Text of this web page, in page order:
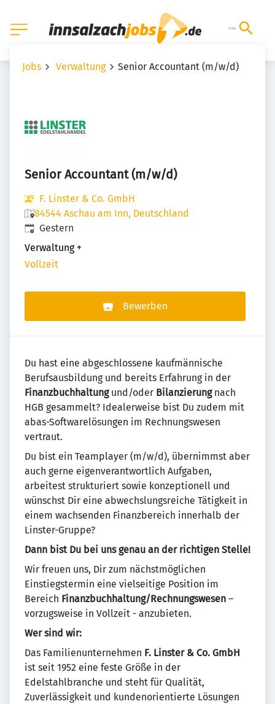
Jobs Verwaltung Senior Accountant (m/w/d)
Senior Accountant (m/w/d)
F. Linster & Co. GmbH
84544 Aschau am Inn, Deutschland
Veröffentlicht
Gestern
Verwaltung +
Vollzeit
Bewerben
Du hast eine abgeschlossene kaufmännische
Berufsausbildung und bereits Erfahrung in der
Finanzbuchhaltung und/oder Bilanzierung nach
HGB gesammelt? Idealerweise bist Du zudem mit
abas-Softwarelösungen im Rechnungswesen
vertraut.
Du bist ein Teamplayer (m/w/d), übernimmst aber
auch gerne eigenverantwortlich Aufgaben,
arbeitest strukturiert sowie konzeptionell und
wünschst Dir eine abwechslungsreiche Tätigkeit in
einem wachsenden Finanzbereich innerhalb der
Linster-Gruppe?
Dann bist Du bei uns genau an der richtigen Stelle!
Wir freuen uns, Dir zum nächstmöglichen
Einstiegstermin eine vielseitige Position im
Bereich Finanzbuchhaltung/Rechnungswesen –
vorzugsweise in Vollzeit - anzubieten.
Wer sind wir:
Das Familienunternehmen F. Linster & Co. GmbH
ist seit 1952 eine feste Größe in der
Edelstahlbranche und steht für Qualität,
Zuverlässigkeit und kundenorientierte Lösungen